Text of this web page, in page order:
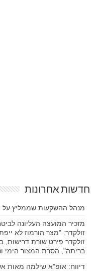
חדשות אחרונות
מנהל ההשקעות שממליץ על
מזכיר המועצה העליונה
זולקדר: "מצר הורמוז לא
זולקדר פירט שורת דרישות,
בריתה", הסרת המצור הימי
דיווח: אופ"א שילמה מאות